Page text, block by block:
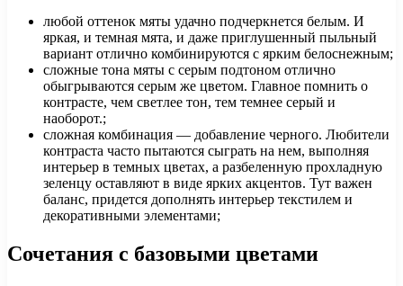
любой оттенок мяты удачно подчеркнется белым. И
яркая, и темная мята, и даже приглушенный пыльный
вариант отлично комбинируются с ярким белоснежным;
сложные тона мяты с серым подтоном отлично
обыгрываются серым же цветом. Главное помнить о
контрасте, чем светлее тон, тем темнее серый и
наоборот.;
сложная комбинация — добавление черного. Любители
контраста часто пытаются сыграть на нем, выполняя
интерьер в темных цветах, а разбеленную прохладную
зеленцу оставляют в виде ярких акцентов. Тут важен
баланс, придется дополнять интерьер текстилем и
декоративными элементами;
Сочетания с базовыми цветами